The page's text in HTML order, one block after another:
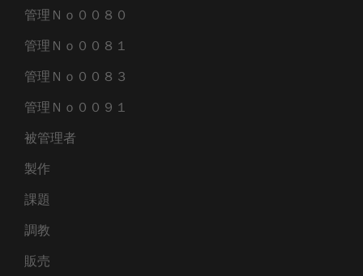
管理Ｎｏ００８０
管理Ｎｏ００８１
管理Ｎｏ００８３
管理Ｎｏ００９１
被管理者
製作
課題
調教
販売